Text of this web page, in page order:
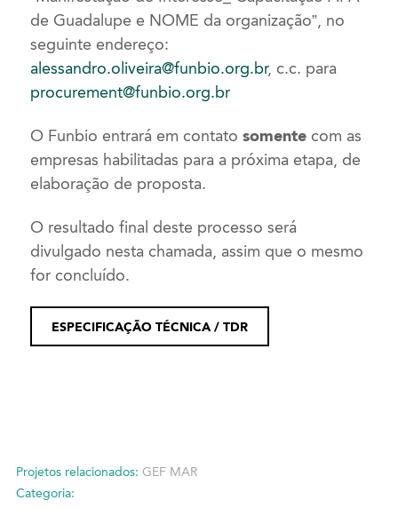
de Guadalupe e NOME da organização”, no
seguinte endereço:
alessandro.oliveira@funbio.org.br, c.c. para
procurement@funbio.org.br
O Funbio entrará em contatosomente com as
empresas habilitadas para a próxima etapa, de
elaboração de proposta.
O resultado final deste processo será
divulgado nesta chamada, assim que o mesmo
for concluído.
ESPECIFICAÇÃO TÉCNICA / TDR
Projetos relacionados: GEF MAR
Categoria: